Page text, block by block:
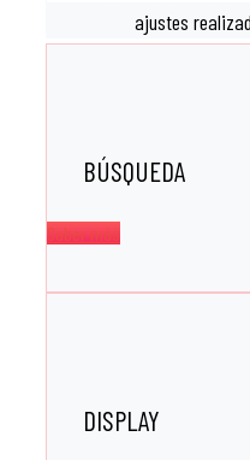
ajustes
BÚSQUEDA
Saber más
DISPLAY